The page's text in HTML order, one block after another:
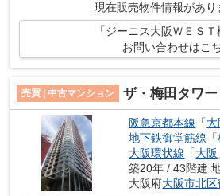
現在販売物件情報があり
「ジーニス大阪ＷＥＳ
お問い合わせはこ
売買 | 中古マンション ザ・梅田タワー
阪急京都本線 「大
地下鉄御堂筋線 「
大阪環状線 「大阪
築20年 / 43階建
大阪府大阪市北区